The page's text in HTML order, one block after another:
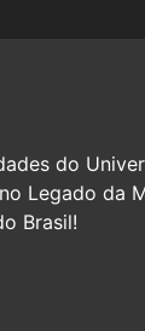
do
Legado da
Brasil!